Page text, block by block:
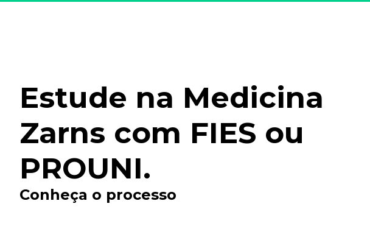
Estude na Medicina
Zarns com FIES ou
PROUNI.
Conheça o processo